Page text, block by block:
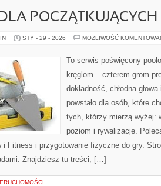
POCZĄTKUJĄCYCH
STY - 29 - 2026 MOŻLIWOŚĆ
To serwis poświęcony
kręglom – czterem grom
dokładność, chłodna
powstało dla osób, które
tych, którzy mierzą wyżej:
poziom i rywalizację.
i Fitness i przygotowanie fizyczne do gry.
Znajdziesz tu treści, […]